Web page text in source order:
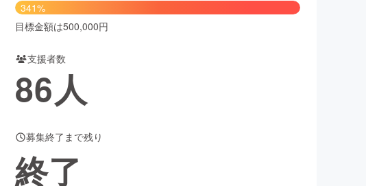
・ヘルスケア
341%
目標金額は500,000円
支援者数
86人
募集終了まで残り
終了